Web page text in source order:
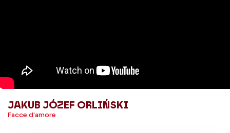
JAKUB JÓZEF ORLIŃSKI
Facce d'amore